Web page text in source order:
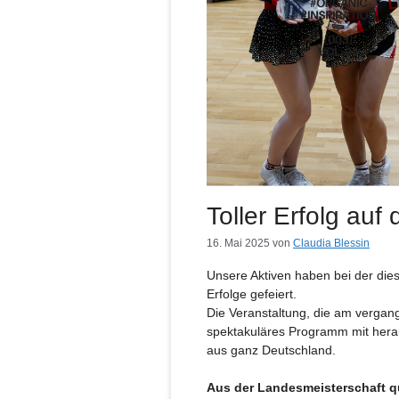
Toller Erfolg auf
16. Mai 2025 von Claudia Blessin
Unsere Aktiven haben bei der
Erfolge gefeiert.
Die Veranstaltung, die am
spektakuläres Programm mit
aus ganz Deutschland.
Aus der Landesmeisterschaft